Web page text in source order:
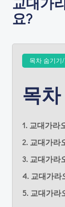
요?
목차 숨기기
목차
1. 교대가라
2. 교대가라
3. 교대가라
4. 교대가라
5. 교대가라